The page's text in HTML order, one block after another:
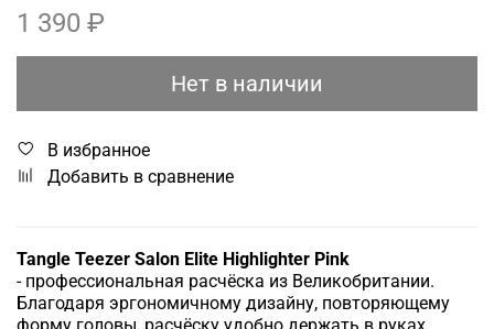
1 390 ₽
Нет в наличии
В избранное
Добавить в сравнение
Tangle Teezer Salon Elite Highlighter Pink
- профессиональная расчёска из Великобритании.
Благодаря эргономичному дизайну, повторяющему